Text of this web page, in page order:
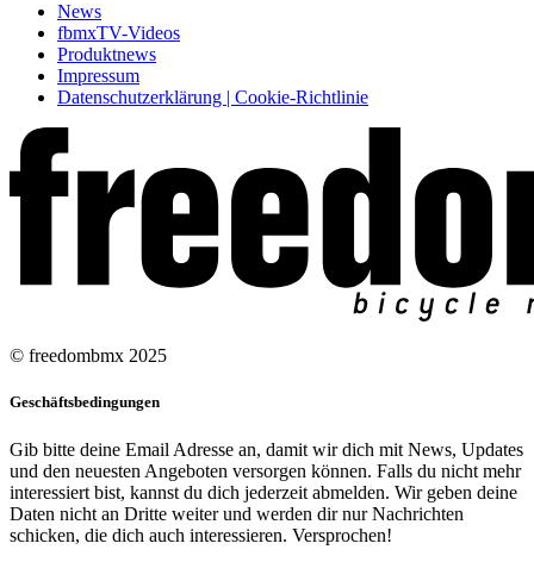
News
fbmxTV-Videos
Produktnews
Impressum
Datenschutzerklärung | Cookie-Richtlinie
© freedombmx 2025
Geschäftsbedingungen
Gib bitte deine Email Adresse an, damit wir dich mit News, Updates
und den neuesten Angeboten versorgen können. Falls du nicht mehr
interessiert bist, kannst du dich jederzeit abmelden. Wir geben deine
Daten nicht an Dritte weiter und werden dir nur Nachrichten
schicken, die dich auch interessieren. Versprochen!